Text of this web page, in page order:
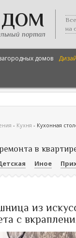
ДОМ
портал
на
домов
- Кухня - Кухонная
в
Иное
из
с